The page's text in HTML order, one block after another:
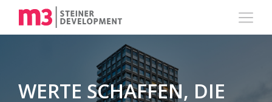
WERTE SCHAFFEN, DIE